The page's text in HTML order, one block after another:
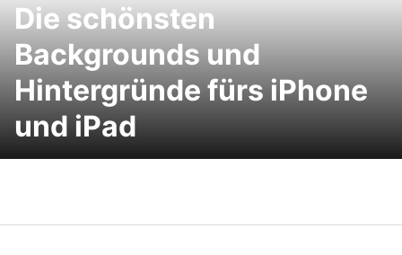
Die schönsten
Backgrounds und
Hintergründe fürs iPhone
und iPad